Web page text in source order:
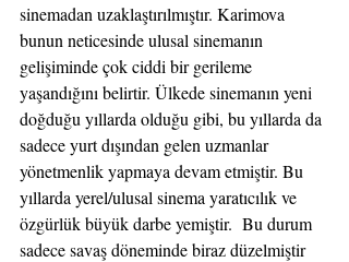
sinemadan uzaklaştırılmıştır. Karimova
bunun neticesinde ulusal sinemanın
gelişiminde çok ciddi bir gerileme
yaşandığını belirtir. Ülkede sinemanın yeni
doğduğu yıllarda olduğu gibi, bu yıllarda da
sadece yurt dışından gelen uzmanlar
yönetmenlik yapmaya devam etmiştir. Bu
yıllarda yerel/ulusal sinema yaratıcılık ve
özgürlük büyük darbe yemiştir.  Bu durum
sadece savaş döneminde biraz düzelmiştir